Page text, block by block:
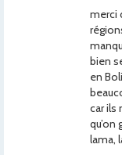
merci
bien
en
car ils
qu’on
lama,